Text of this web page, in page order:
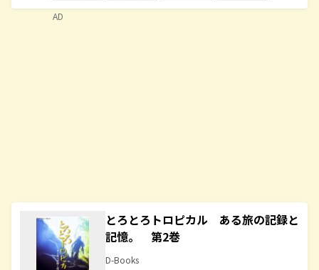
とろとろトロピカル ある旅の記録と
記憶。 第2巻
D-Books
AD